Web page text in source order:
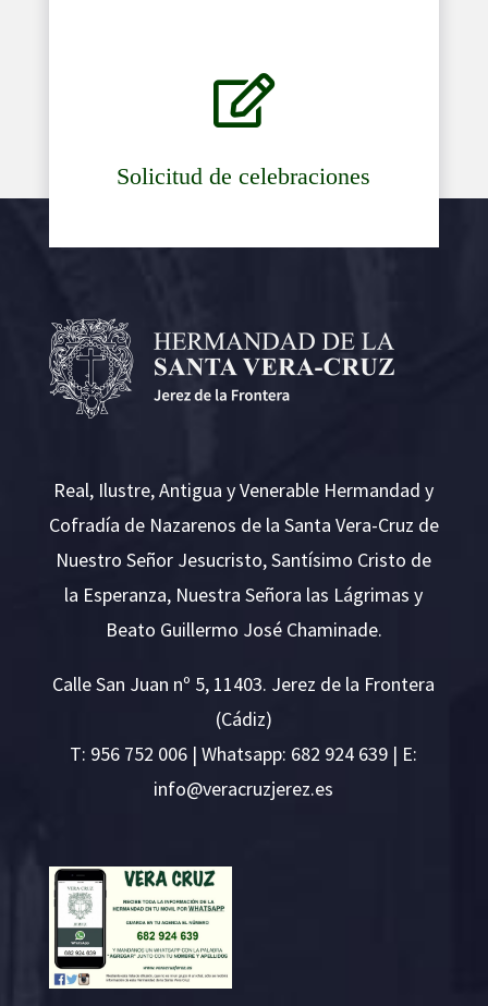

Solicitud de celebraciones
Real, Ilustre, Antigua y Venerable Hermandad y
Cofradía de Nazarenos de la Santa Vera-Cruz de
Nuestro Señor Jesucristo, Santísimo Cristo de
la Esperanza, Nuestra Señora las Lágrimas y
Beato Guillermo José Chaminade.
Calle San Juan nº 5, 11403. Jerez de la Frontera
(Cádiz)
T: 956 752 006 | Whatsapp: 682 924 639 | E:
se.ze
rejzu
rcare
v@ofn
i